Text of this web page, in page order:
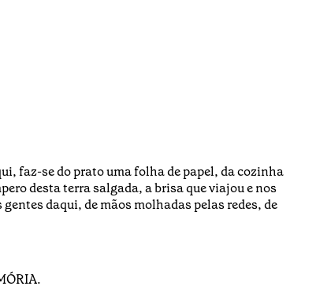
faz-se do prato uma folha de papel, da cozinha
desta terra salgada, a brisa que viajou e nos
daqui, de mãos molhadas pelas redes, de